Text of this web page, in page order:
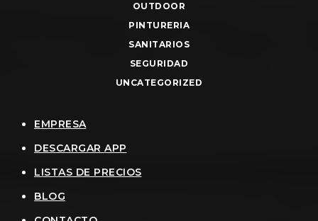
OUTDOOR
PINTURERIA
SANITARIOS
SEGURIDAD
UNCATEGORIZED
EMPRESA
DESCARGAR APP
LISTAS DE PRECIOS
BLOG